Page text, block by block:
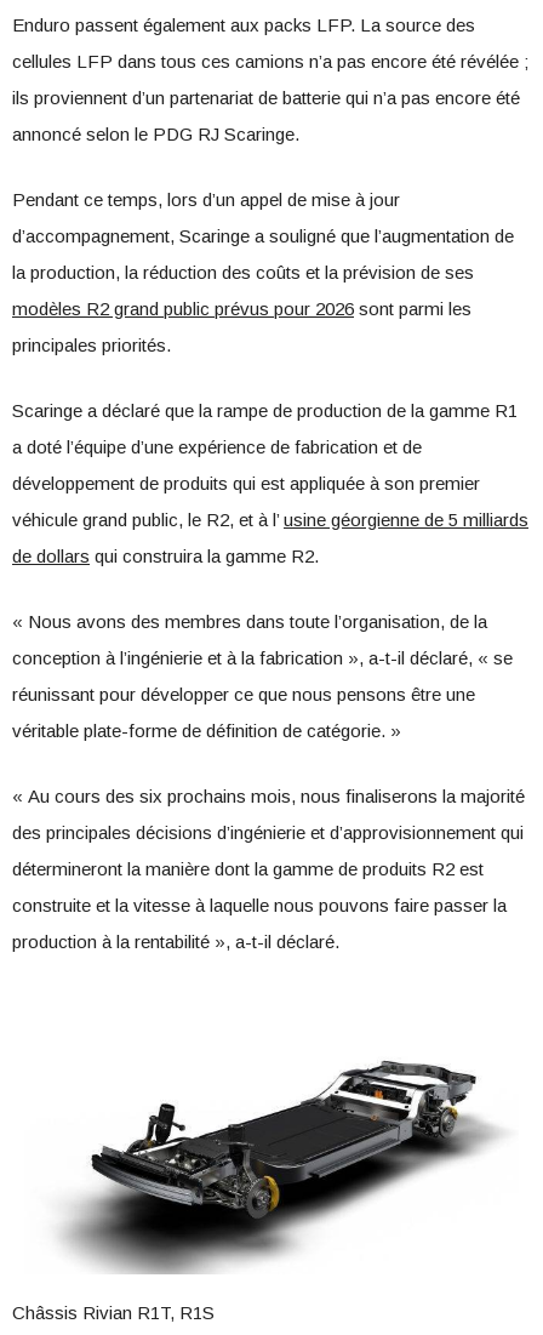
Enduro passent également aux packs LFP. La source des
cellules LFP dans tous ces camions n’a pas encore été révélée ;
ils proviennent d’un partenariat de batterie qui n’a pas encore été
annoncé selon le PDG RJ Scaringe.
Pendant ce temps, lors d’un appel de mise à jour
d’accompagnement, Scaringe a souligné que l’augmentation de
la production, la réduction des coûts et la prévision de ses
modèles R2 grand public prévus pour 2026 sont parmi les
principales priorités.
Scaringe a déclaré que la rampe de production de la gamme R1
a doté l’équipe d’une expérience de fabrication et de
développement de produits qui est appliquée à son premier
véhicule grand public, le R2, et à l’usine géorgienne de 5 milliards
de dollars qui construira la gamme R2.
« Nous avons des membres dans toute l’organisation, de la
conception à l’ingénierie et à la fabrication », a-t-il déclaré, « se
réunissant pour développer ce que nous pensons être une
véritable plate-forme de définition de catégorie. »
« Au cours des six prochains mois, nous finaliserons la majorité
des principales décisions d’ingénierie et d’approvisionnement qui
détermineront la manière dont la gamme de produits R2 est
construite et la vitesse à laquelle nous pouvons faire passer la
production à la rentabilité », a-t-il déclaré.
Châssis Rivian R1T, R1S